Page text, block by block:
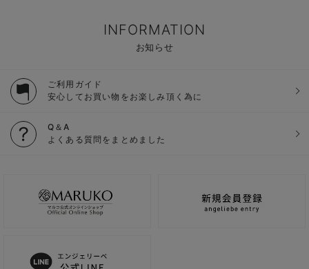
INFORMATION
お知らせ
ご利用ガイド
安心してお買い物をお楽しみ頂く為に
Q＆A
よくある質問をまとめました